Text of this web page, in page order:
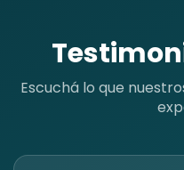
Escuchá lo que